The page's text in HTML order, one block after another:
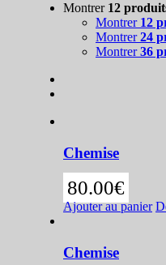
Montrer 12
Montrer 12
Montrer24
Montrer36
Chemise
80.00€
Ajouter au panier
Chemise